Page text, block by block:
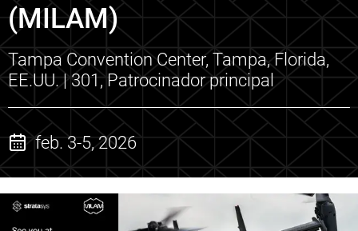
(MILAM)
Tampa Convention Center, Tampa, Florida,
EE.UU. | 301, Patrocinador principal
feb. 3-5, 2026